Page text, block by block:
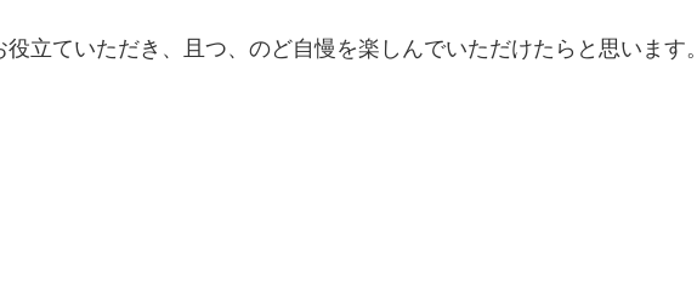
立ていただき、且つ、のど自慢を楽しんでいただけたらと思います。